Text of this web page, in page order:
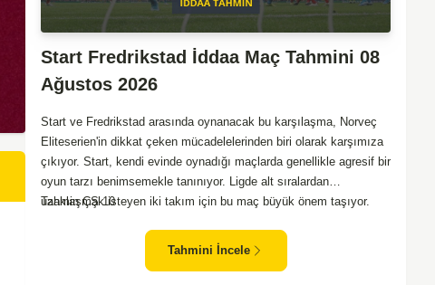
Start Fredrikstad İddaa Maç Tahmini 08
Ağustos 2026
Start ve Fredrikstad arasında oynanacak bu karşılaşma, Norveç
Eliteserien'in dikkat çeken mücadelelerinden biri olarak karşımıza
çıkıyor. Start, kendi evinde oynadığı maçlarda genellikle agresif bir
oyun tarzı benimsemekle tanınıyor. Ligde alt sıralardan
uzaklaşmak isteyen iki takım için bu maç büyük önem taşıyor.
biliniyor. Bu durum, ev sahibi Start'a karşı mücadelede zorluk
çıkartabilir. Maçın temposunun yüksek olacağını ve her iki takımın
Tahmin ÇŞ 10
Tahmini İncele